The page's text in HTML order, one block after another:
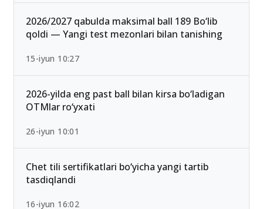
2026/2027 qabulda maksimal ball 189 Bo‘lib
qoldi — Yangi test mezonlari bilan tanishing
15-iyun 10:27
2026-yilda eng past ball bilan kirsa bo‘ladigan
OTMlar ro‘yxati
26-iyun 10:01
Chet tili sertifikatlari bo‘yicha yangi tartib
tasdiqlandi
16-iyun 16:02